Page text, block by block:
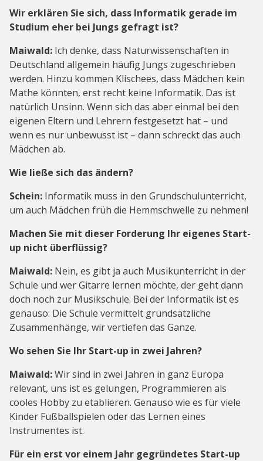
Wir erklären Sie sich, dass Informatik gerade im
Studium eher bei Jungs gefragt ist?
Maiwald: Ich denke, dass Naturwissenschaften in
Deutschland allgemein häufig Jungs zugeschrieben
werden. Hinzu kommen Klischees, dass Mädchen kein
Mathe könnten, erst recht keine Informatik. Das ist
natürlich Unsinn. Wenn sich das aber einmal bei den
eigenen Eltern und Lehrern festgesetzt hat – und
wenn es nur unbewusst ist – dann schreckt das auch
Mädchen ab.
Wie ließe sich das ändern?
Schein: Informatik muss in den Grundschulunterricht,
um auch Mädchen früh die Hemmschwelle zu nehmen!
Machen Sie mit dieser Forderung Ihr eigenes Start-
up nicht überflüssig?
Maiwald: Nein, es gibt ja auch Musikunterricht in der
Schule und wer Gitarre lernen möchte, der geht dann
doch noch zur Musikschule. Bei der Informatik ist es
genauso: Die Schule vermittelt grundsätzliche
Zusammenhänge, wir vertiefen das Ganze.
Wo sehen Sie Ihr Start-up in zwei Jahren?
Maiwald:Wir sind in zwei Jahren in ganz Europa
relevant, uns ist es gelungen, Programmieren als
cooles Hobby zu etablieren. Genauso wie es für viele
Kinder Fußballspielen oder das Lernen eines
Instrumentes ist.
Für ein erst vor einem Jahr gegründetes Start-up